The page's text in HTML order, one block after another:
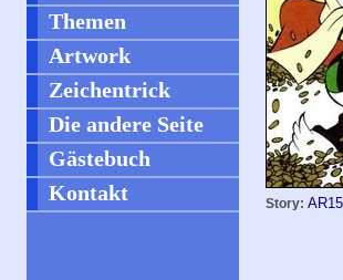
Themen
Artwork
Zeichentrick
Die andere Seite
Gästebuch
Kontakt
Story: